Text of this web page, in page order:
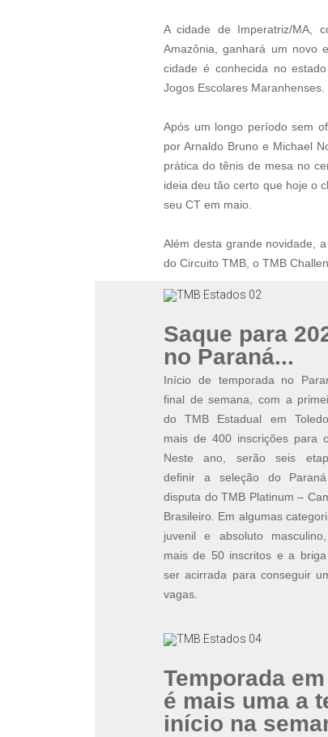
A cidade de Imperatriz/MA,
Amazônia, ganhará um novo
cidade é conhecida no
Jogos Escolares Maranhenses.
Após um longo período sem
por Arnaldo Bruno e Michael
prática do tênis de mesa no
ideia deu tão certo que hoje o
seu CT em maio.
Além desta grande novidade,
do Circuito TMB, o TMB
Saque para
no Paraná...
Início de temporada no
final de semana, com a
do TMB Estadual em
mais de 400 inscrições para
Neste ano, serão seis
definir a seleção do
disputa do TMB Platinum –
Brasileiro. Em algumas
juvenil e absoluto
mais de 50 inscritos e a briga
ser acirrada para conseguir
vagas.
Temporada
é mais uma a
início na